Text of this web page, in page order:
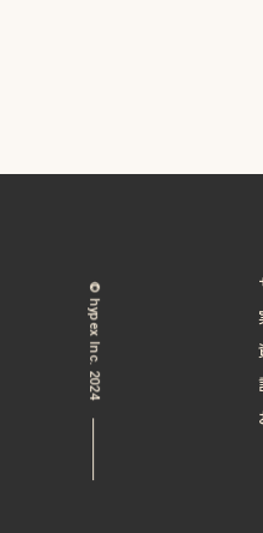
© hypex Inc. 2024